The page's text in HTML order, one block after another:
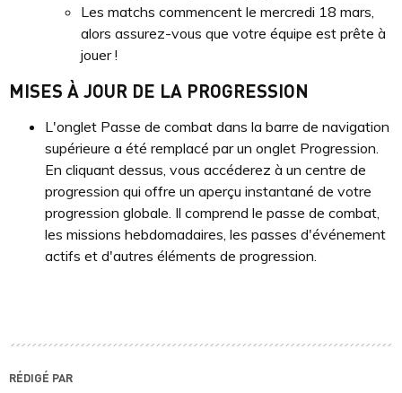
Les matchs commencent le mercredi 18 mars,
alors assurez-vous que votre équipe est prête à
jouer !
MISES À JOUR DE LA PROGRESSION
L'onglet Passe de combat dans la barre de navigation
supérieure a été remplacé par un onglet Progression.
En cliquant dessus, vous accéderez à un centre de
progression qui offre un aperçu instantané de votre
progression globale. Il comprend le passe de combat,
les missions hebdomadaires, les passes d'événement
actifs et d'autres éléments de progression.
RÉDIGÉ PAR